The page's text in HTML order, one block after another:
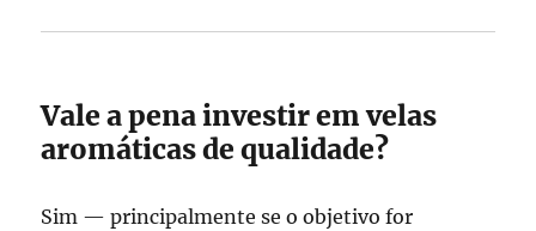
Vale a pena investir em velas
aromáticas de qualidade?
Sim — principalmente se o objetivo for